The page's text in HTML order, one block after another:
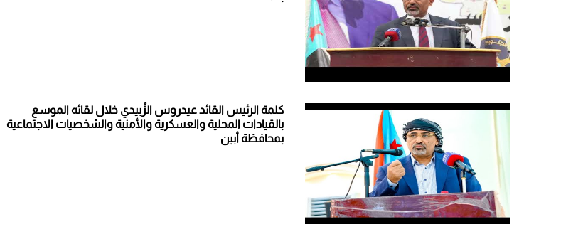
كلمة الرئيس القائد عيدروس الزُبيدي خلال لقائه الموسع
بالقيادات المحلية والعسكرية والأمنية والشخصيات الاجتماعية
بمحافظة أبين